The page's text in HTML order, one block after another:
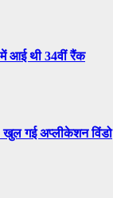
आई थी 34वीं रैंक
खुल गई अप्लीकेशन विंडो